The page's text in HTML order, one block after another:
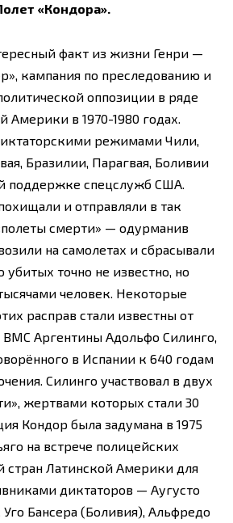
«Кондора».
факт из жизни Генри —
кампания по преследованию и
оппозиции в ряде
Америки в 1970-1980 годах.
режимами Чили,
Бразилии, Парагвая, Боливии
поддержке спецслужб США.
и отправляли в так
смерти» — одурманив
на самолетах и сбрасывали
убитых точно не известно, но
человек. Некоторые
расправ стали известны от
Аргентины Адольфо Силинго,
в Испании к 640 годам
Силинго участвовал в двух
жертвами которых стали 30
Кондор была задумана в 1975
на встрече полицейских
стран Латинской Америки для
диктаторов — Аугусто
Бансера (Боливия), Альфредо